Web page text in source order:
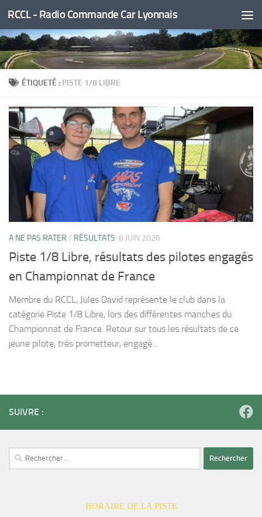
Skip to content
RCCL - Radio Commande Car Lyonnais
ÉTIQUETÉ : PISTE 1/8 LIBRE
A NE PAS RATER / RÉSULTATS 8 JUIN 2026
Piste 1/8 Libre, résultats des pilotes engagés
en Championnat de France
Membre du RCCL, Jules David représente le club dans la
catégorie Piste 1/8 Libre, lors des différentes manches du
Championnat de France. Retour sur tous les résultats de ce
jeune pilote, très prometteur, engagé...
SUIVRE :
Rechercher :
HORAIRE DE LA PISTE